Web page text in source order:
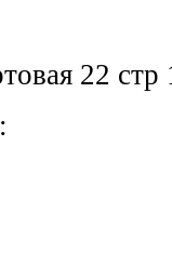
22 стр